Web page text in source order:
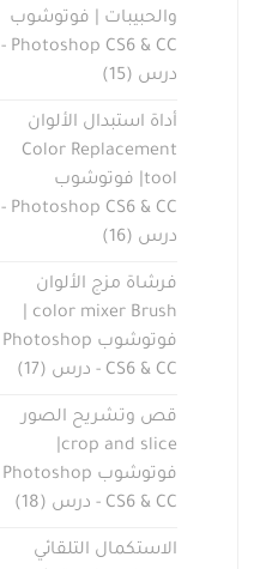
والحبيبات | فوتوشوب
Photoshop CS6 & CC -
درس (15)
أداة استبدال الألوان
Color Replacement
tool| فوتوشوب
Photoshop CS6 & CC -
درس (16)
فرشاة مزج الألوان
فوتوشوب Photoshop
CS6 & CC - درس (17)
قص وتشريح الصور
فوتوشوب Photoshop
CS6 & CC - درس (18)
الاستكمال التلقائي